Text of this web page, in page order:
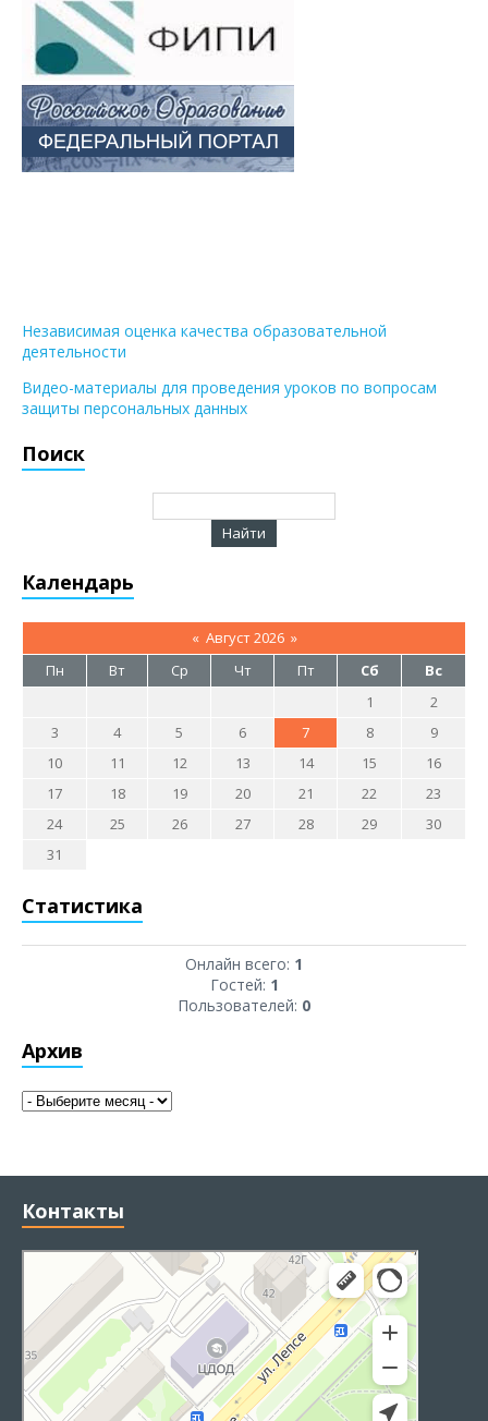
Независимая оценка качества образовательной
деятельности
Видео-материалы для проведения уроков по вопросам
защиты персональных данных
Поиск
Календарь
« Август 2026 »
Пн
Вт Ср Чт Пт Сб
Вс
1
2
3
4 5 6 7 8
9
10
11 12 13 14 15
16
17
18 19 20 21 22
23
24
25 26 27 28 29
30
31
Статистика
Онлайн всего: 1
Гостей: 1
Пользователей: 0
Архив
Контакты